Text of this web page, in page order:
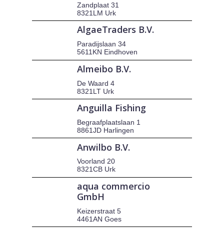
Zandplaat 31
8321LM Urk
AlgaeTraders B.V.
Paradijslaan 34
5611KN Eindhoven
Almeibo B.V.
De Waard 4
8321LT Urk
Anguilla Fishing
Begraafplaatslaan 1
8861JD Harlingen
Anwilbo B.V.
Voorland 20
8321CB Urk
aqua commercio
GmbH
Keizerstraat 5
4461AN Goes